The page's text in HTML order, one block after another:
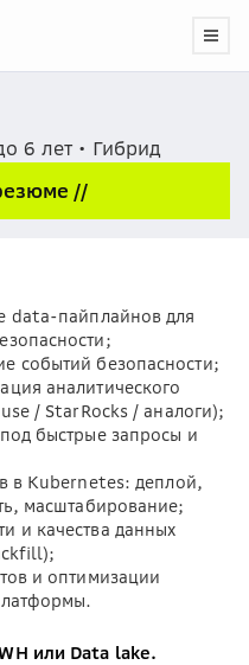
6 лет • Гибрид
//
data-пайплайнов для
событий безопасности;
аналитического
/ StarRocks / аналоги);
быстрые запросы и
в Kubernetes: деплой,
масштабирование;
и качества данных
и оптимизации
или Data lake.